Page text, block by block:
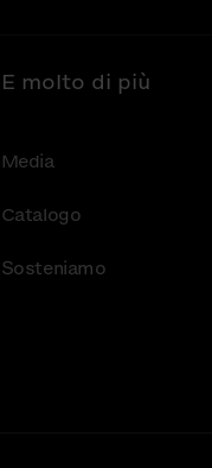
E molto di più
Media
Catalogo
Sosteniamo